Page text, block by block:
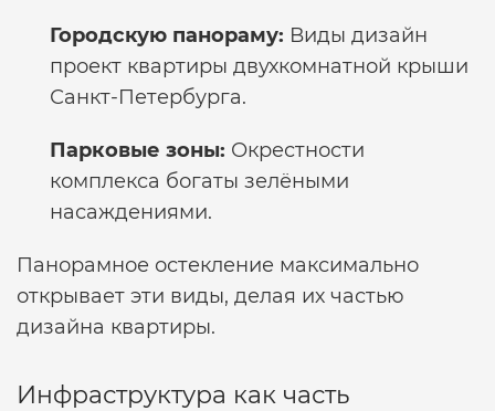
Городскую панораму: Виды дизайн
проект квартиры двухкомнатной крыши
Санкт-Петербурга.
Парковые зоны: Окрестности
комплекса богаты зелёными
насаждениями.
Панорамное остекление максимально
открывает эти виды, делая их частью
дизайна квартиры.
Инфраструктура как часть